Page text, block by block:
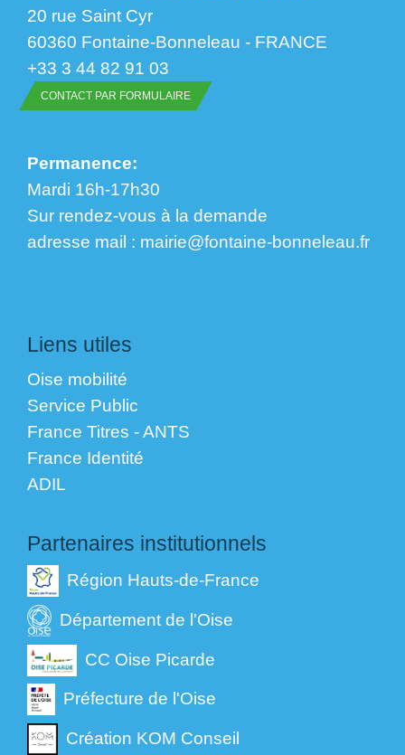
20 rue Saint Cyr
60360 Fontaine-Bonneleau - FRANCE
+33 3 44 82 91 03
CONTACT PAR FORMULAIRE
Permanence:
Mardi 16h-17h30
Sur rendez-vous à la demande
​​​​​​​adresse mail : mairie@fontaine-bonneleau.fr
Liens utiles
Oise mobilité
Service Public
France Titres - ANTS
France Identité
ADIL
Partenaires institutionnels
Région Hauts-de-France
Département de l'Oise
CC Oise Picarde
Préfecture de l'Oise
Création KOM Conseil